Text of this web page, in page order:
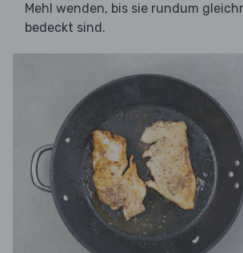
Mehl wenden, bis sie rundum
bedeckt sind.